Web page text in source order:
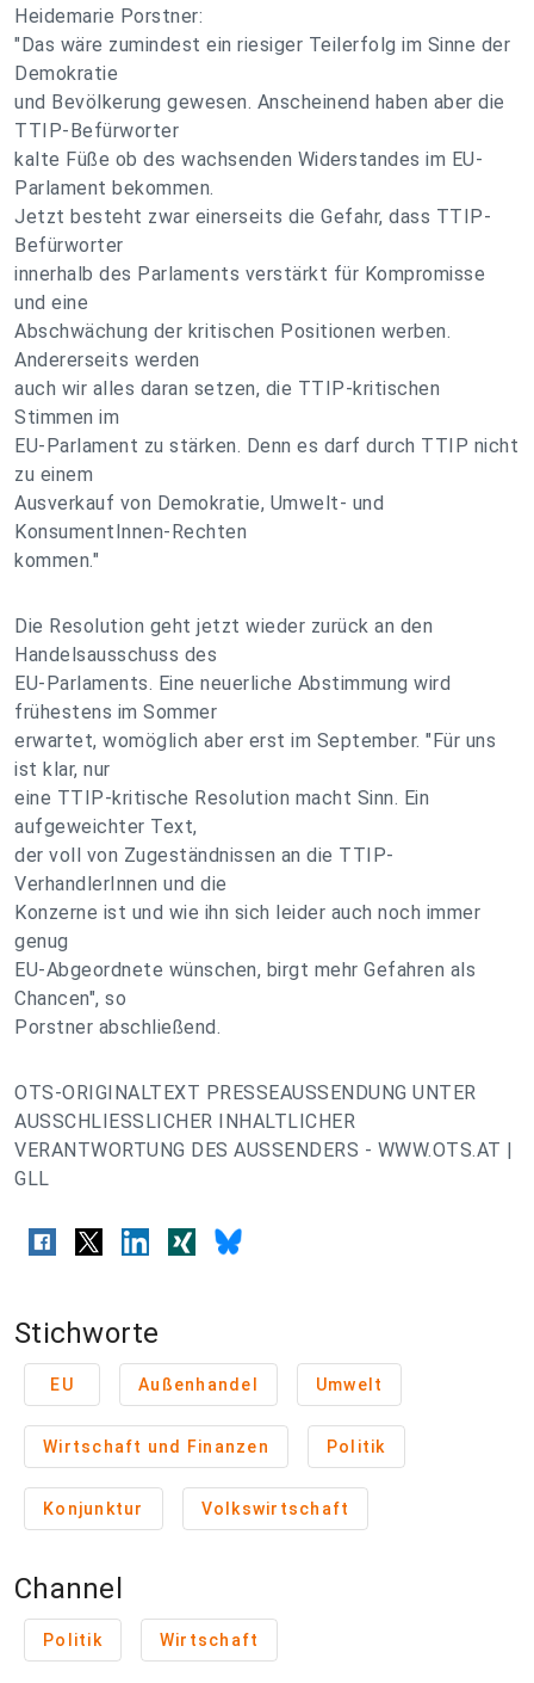
Heidemarie Porstner:
"Das wäre zumindest ein riesiger Teilerfolg im Sinne der
Demokratie
und Bevölkerung gewesen. Anscheinend haben aber die
TTIP-Befürworter
kalte Füße ob des wachsenden Widerstandes im EU-
Parlament bekommen.
Jetzt besteht zwar einerseits die Gefahr, dass TTIP-
Befürworter
innerhalb des Parlaments verstärkt für Kompromisse
und eine
Abschwächung der kritischen Positionen werben.
Andererseits werden
auch wir alles daran setzen, die TTIP-kritischen
Stimmen im
EU-Parlament zu stärken. Denn es darf durch TTIP nicht
zu einem
Ausverkauf von Demokratie, Umwelt- und
KonsumentInnen-Rechten
kommen."
Die Resolution geht jetzt wieder zurück an den
Handelsausschuss des
EU-Parlaments. Eine neuerliche Abstimmung wird
frühestens im Sommer
erwartet, womöglich aber erst im September. "Für uns
ist klar, nur
eine TTIP-kritische Resolution macht Sinn. Ein
aufgeweichter Text,
der voll von Zugeständnissen an die TTIP-
VerhandlerInnen und die
Konzerne ist und wie ihn sich leider auch noch immer
genug
EU-Abgeordnete wünschen, birgt mehr Gefahren als
Chancen", so
Porstner abschließend.
OTS-ORIGINALTEXT PRESSEAUSSENDUNG UNTER
AUSSCHLIESSLICHER INHALTLICHER
VERANTWORTUNG DES AUSSENDERS - WWW.OTS.AT |
GLL
Stichworte
EU Außenhandel Umwelt
Wirtschaft und Finanzen Politik
Konjunktur Volkswirtschaft
Channel
Politik Wirtschaft